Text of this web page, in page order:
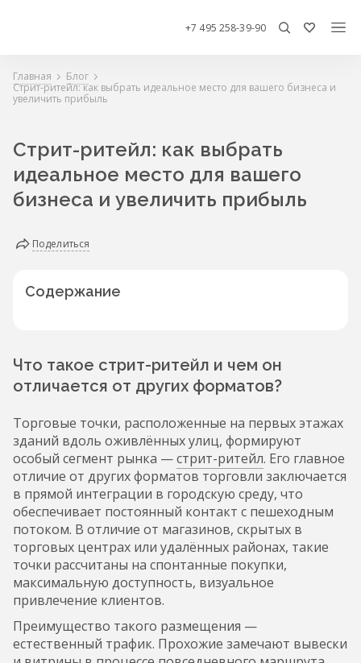
+7 495 258-39-90
Главная
Блог
Стрит-ритейл: как выбрать идеальное место для вашего бизнеса и
увеличить прибыль
Стрит-ритейл: как выбрать
идеальное место для вашего
бизнеса и увеличить прибыль
Поделиться
Содержание
Что такое стрит-ритейл и чем он
отличается от других форматов?
Торговые точки, расположенные на первых этажах
зданий вдоль оживлённых улиц, формируют
особый сегмент рынка —стрит-ритейл. Его главное
отличие от других форматов торговли заключается
в прямой интеграции в городскую среду, что
обеспечивает постоянный контакт с пешеходным
потоком. В отличие от магазинов, скрытых в
торговых центрах или удалённых районах, такие
точки рассчитаны на спонтанные покупки,
максимальную доступность, визуальное
привлечение клиентов.
Преимущество такого размещения —
естественный трафик. Прохожие замечают вывески